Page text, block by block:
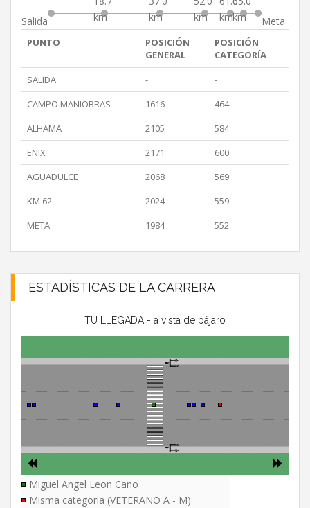
Salida
km
km
km
kmkm
Meta
PUNTO
POSICIÓN
GENERAL
POSICIÓN
CATEGORÍA
SALIDA
-
-
CAMPO MANIOBRAS
1616
464
ALHAMA
2105
584
ENIX
2171
600
AGUADULCE
2068
569
KM 62
2024
559
META
1984 552
ESTADÍSTICAS DE LA CARRERA
TU LLEGADA - a vista de pájaro
Miguel Angel Leon Cano
Misma categoria (VETERANO A - M)